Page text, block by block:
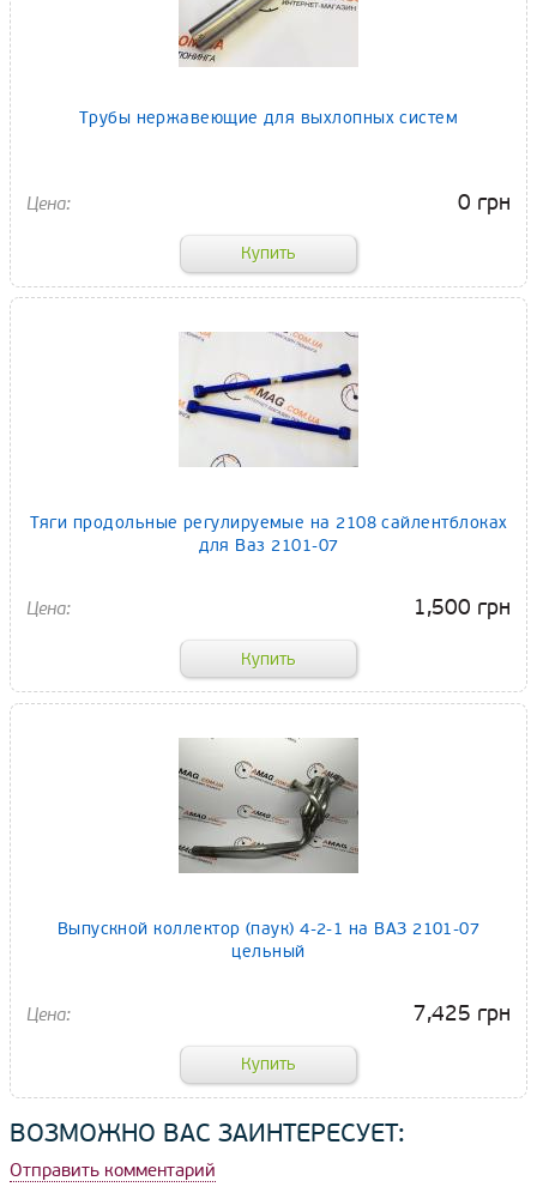
Трубы нержавеющие для выхлопных систем
0 грн
Тяги продольные регулируемые на 2108 сайлентблоках
для Ваз 2101-07
1,500 грн
Выпускной коллектор (паук) 4-2-1 на ВАЗ 2101-07
цельный
7,425 грн
ВОЗМОЖНО ВАС ЗАИНТЕРЕСУЕТ:
Отправить комментарий